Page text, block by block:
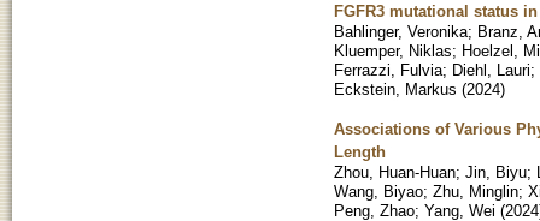
FGFR3 mutational status
Bahlinger, Veronika; Branz,
Kluemper, Niklas; Hoelzel,
Ferrazzi, Fulvia; Diehl, Lauri;
Eckstein, Markus (2024)
Associations of Various
Length
Zhou, Huan-Huan; Jin, Biyu;
Wang, Biyao; Zhu, Minglin;
Peng, Zhao; Yang, Wei (2024